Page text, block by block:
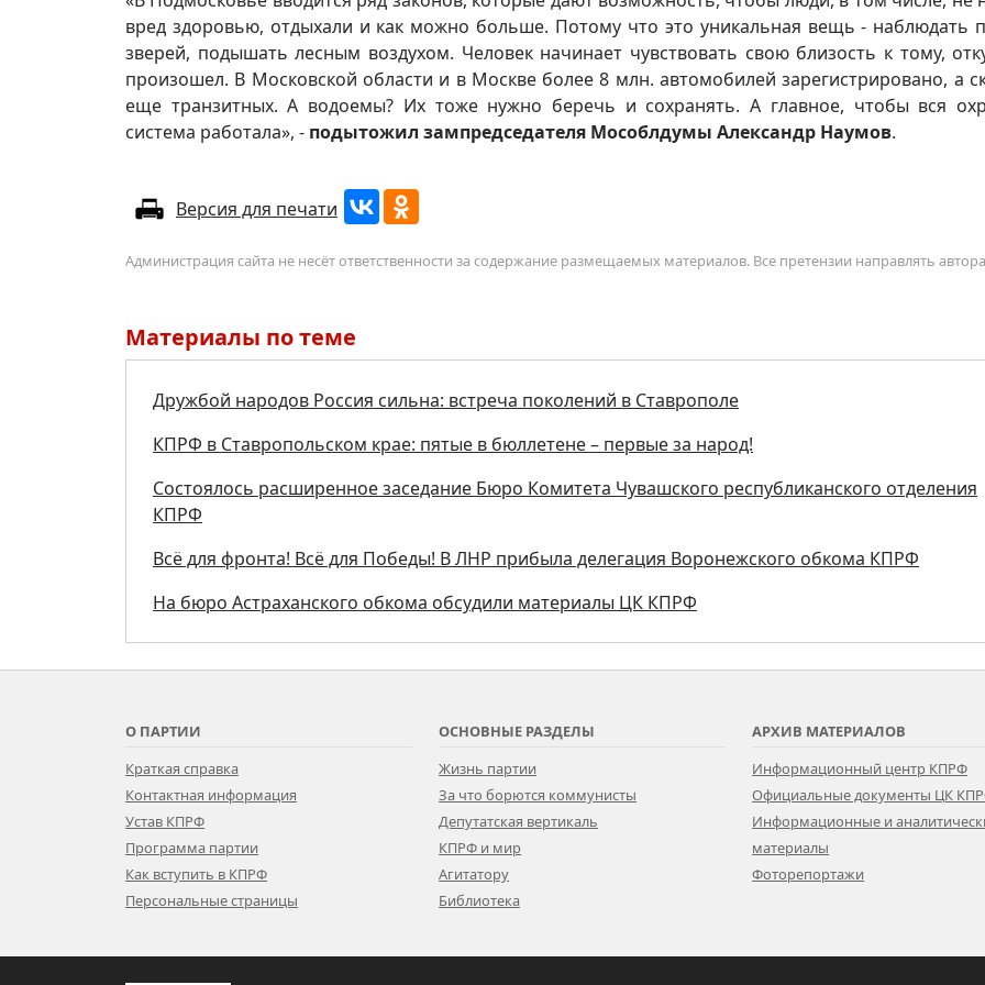
вред здоровью, отдыхали и как можно больше. Потому что это уникальная вещь - наблюдать
зверей, подышать лесным воздухом. Человек начинает чувствовать свою близость к тому,
произошел. В Московской области и в Москве более 8 млн. автомобилей зарегистрировано, а
еще транзитных. А водоемы? Их тоже нужно беречь и сохранять. А главное, чтобы вся
система работала», - подытожил зампредседателя Мособлдумы Александр Наумов.
Версия для печати
Администрация сайта не несёт ответственности за содержание размещаемых материалов. Все претензии направлять
Материалы по теме
Дружбой народов Россия сильна: встреча поколений в Ставрополе
КПРФ в Ставропольском крае: пятые в бюллетене – первые за народ!
Состоялось расширенное заседание Бюро Комитета Чувашского республиканского отделения
КПРФ
Всё для фронта! Всё для Победы! В ЛНР прибыла делегация Воронежского обкома КПРФ
На бюро Астраханского обкома обсудили материалы ЦК КПРФ
О ПАРТИИ
Краткая справка
Контактная информация
Устав КПРФ
Программа партии
Как вступить в КПРФ
Персональные страницы
ОСНОВНЫЕ РАЗДЕЛЫ
Жизнь партии
За что борются коммунисты
Депутатская вертикаль
КПРФ и мир
Агитатору
Библиотека
АРХИВ МАТЕРИАЛОВ
Информационный центр КПРФ
Официальные документы ЦК
Информационные и
материалы
Фоторепортажи